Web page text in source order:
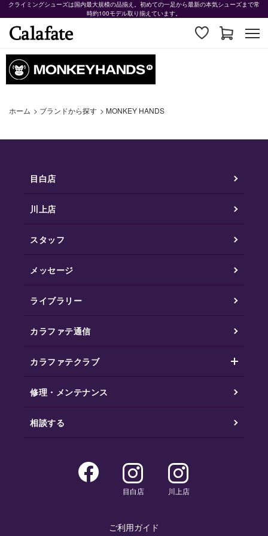
クライミングシューズは国内最大規模の品揃え。初めての一足から最新の本気シューズまで常
時約100モデル取り揃えています。
ホーム > ブランドから探す > MONKEY HANDS
目白店
川上店
スタッフ
メッセージ
ライブラリー
カラファテ通信
カラファテクラブ
修理・メンテナンス
相談する
目白店 川上店
ご利用ガイド